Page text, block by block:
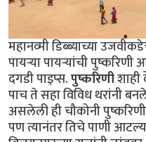
महानव्मी डिब्ब्याच्या
पायर्‍या पायर्‍यांची
दगडी पाइप्स.पुष्करिणी
पाच ते सहा विविध थरांनी
असलेली ही चौकोनी
पण त्यानंतर तिचे पाणी